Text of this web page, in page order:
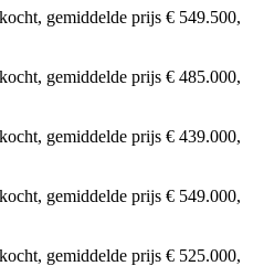
gemiddelde prijs € 549.500,
gemiddelde prijs € 485.000,
gemiddelde prijs € 439.000,
gemiddelde prijs € 549.000,
gemiddelde prijs € 525.000,